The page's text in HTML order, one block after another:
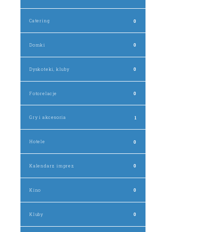
Catering 0
Domki 0
Dyskoteki, kluby 0
Fotorelacje 0
Gry i akcesoria 1
Hotele 0
Kalendarz imprez 0
Kino 0
Kluby 0